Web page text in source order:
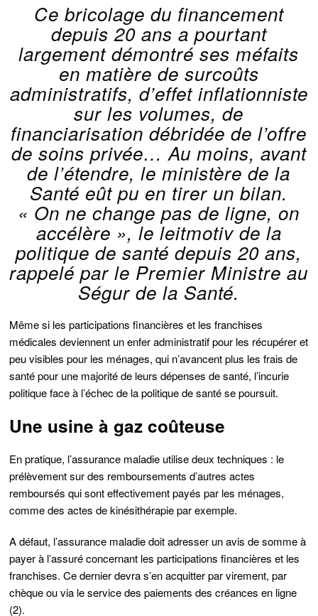
Ce bricolage du financement
depuis 20 ans a pourtant
largement démontré ses méfaits
en matière de surcoûts
administratifs, d’effet inflationniste
sur les volumes, de
financiarisation débridée de l’offre
de soins privée… Au moins, avant
de l’étendre, le ministère de la
Santé eût pu en tirer un bilan.
« On ne change pas de ligne, on
accélère », le leitmotiv de la
politique de santé depuis 20 ans,
rappelé par le Premier Ministre au
Ségur de la Santé.
Même si les participations financières et les franchises
médicales deviennent un enfer administratif pour les récupérer et
peu visibles pour les ménages, qui n’avancent plus les frais de
santé pour une majorité de leurs dépenses de santé, l’incurie
politique face à l’échec de la politique de santé se poursuit.
Une usine à gaz coûteuse
En pratique, l’assurance maladie utilise deux techniques : le
prélèvement sur des remboursements d’autres actes
remboursés qui sont effectivement payés par les ménages,
comme des actes de kinésithérapie par exemple.
A défaut, l’assurance maladie doit adresser un avis de somme à
payer à l’assuré concernant les participations financières et les
franchises. Ce dernier devra s’en acquitter par virement, par
chèque ou via le service des paiements des créances en ligne
(2).